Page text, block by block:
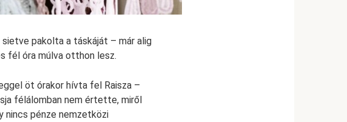
pakolta a táskáját – már alig
fél óra múlva otthon lesz.
öt órakor hívta fel Raisza –
félálomban nem értette, miről
nincs pénze nemzetközi